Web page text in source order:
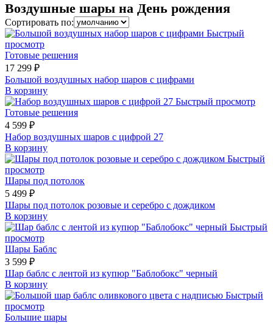
Воздушные шары на День рождения
Сортировать по:
Быстрый
просмотр
Готовые решения
17 299 ₽
Большой воздушных набор шаров с цифрами
В корзину
Быстрый просмотр
Готовые решения
4 599 ₽
Набор воздушных шаров с цифрой 27
В корзину
Быстрый
просмотр
Шары под потолок
5 499 ₽
Шары под потолок розовые и серебро с дождиком
В корзину
Быстрый
просмотр
Шары Баблс
3 599 ₽
Шар баблс с лентой из купюр "Баблобокс" черный
В корзину
Быстрый
просмотр
Большие шары